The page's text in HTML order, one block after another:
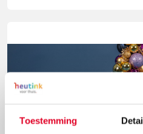
Toestemming